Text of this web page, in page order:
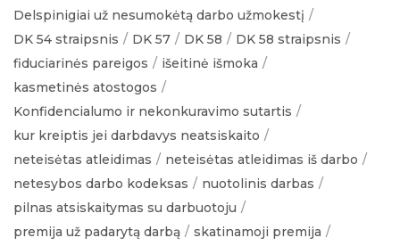
Delspinigiai už nesumokėtą darbo užmokestį
DK 54 straipsnis
DK 57 DK 58
DK 58 straipsnis
fiduciarinės pareigos
išeitinė išmoka
kasmetinės atostogos
Konfidencialumo ir nekonkuravimo sutartis
kur kreiptis jei darbdavys neatsiskaito
neteisėtas atleidimas
neteisėtas atleidimas iš darbo
netesybos darbo kodeksas
nuotolinis darbas
pilnas atsiskaitymas su darbuotoju
premija už padarytą darbą
skatinamoji premija